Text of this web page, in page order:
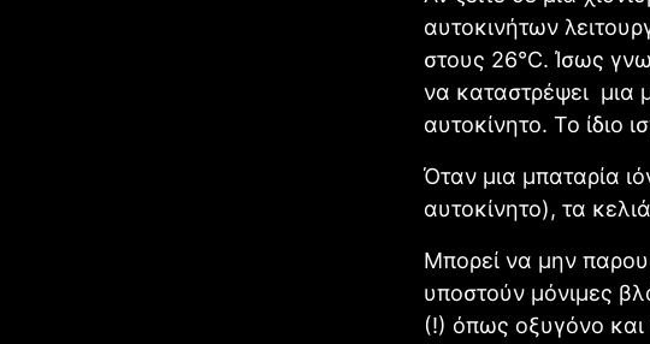
αυτοκινήτων
στους 26℃. Ίσως
να καταστρέψει μια
αυτοκίνητο. Το ίδιο
Όταν μια μπαταρία
αυτοκίνητο), τα
Μπορεί να μην
υποστούν μόνιμες
(!) όπως οξυγόνο και